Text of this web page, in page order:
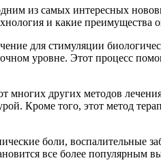
из самых интересных
и какие преимущества
для стимуляции
уровне. Этот процесс
других методов
Кроме того, этот метод
боли, воспалительные
все более популярным